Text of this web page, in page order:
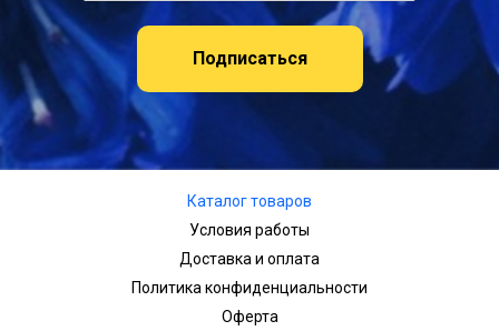
Подписаться
Каталог товаров
Условия работы
Доставка и оплата
Политика конфиденциальности
Оферта